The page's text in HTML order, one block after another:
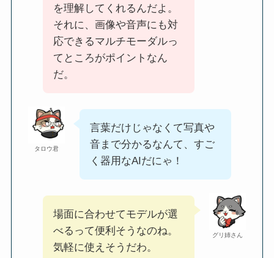
を理解してくれるんだよ。
それに、画像や音声にも対
応できるマルチモーダルっ
てところがポイントなん
だ。
タロウ君
言葉だけじゃなくて写真や
音まで分かるなんて、すご
く器用なAIだにゃ！
グリ姉さん
場面に合わせてモデルが選
べるって便利そうなのね。
気軽に使えそうだわ。